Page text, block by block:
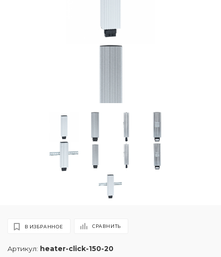
Артикул: heater-click-150-20
В ИЗБРАННОЕ СРАВНИТЬ